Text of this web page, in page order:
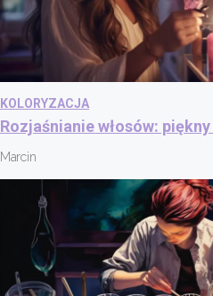
KOLORYZACJA
Rozjaśnianie włosów:
Marcin